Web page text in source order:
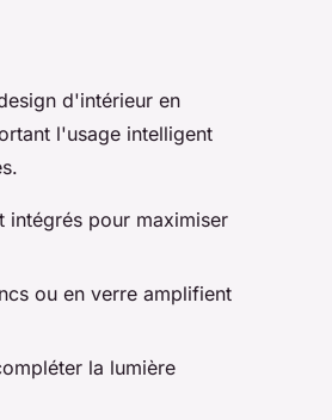
d'intérieur en
l'usage intelligent
intégrés pour maximiser
ou en verre amplifient
la lumière